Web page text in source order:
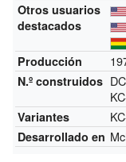
Otros usuarios
destacados
Producción
N.º construidos
Variantes
Desarrollado en